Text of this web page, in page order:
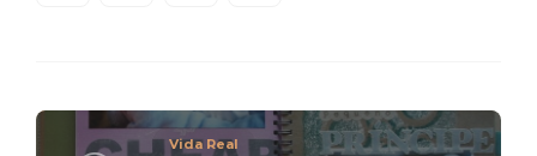
Vida Real